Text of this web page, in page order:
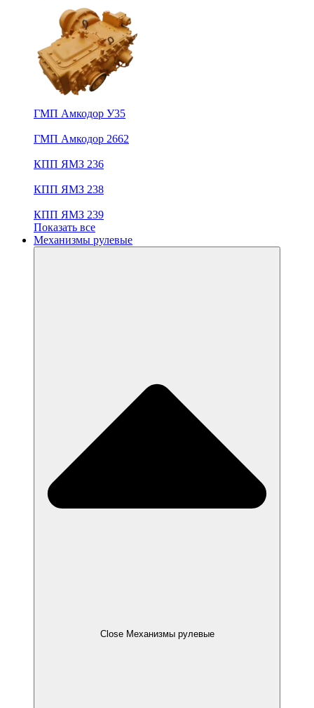
ГМП Амкодор У35
ГМП Амкодор 2662
КПП ЯМЗ 236
КПП ЯМЗ 238
КПП ЯМЗ 239
Показать все
Механизмы рулевые
Close Механизмы рулевые